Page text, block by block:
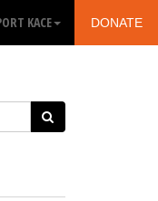
KACE DONATE